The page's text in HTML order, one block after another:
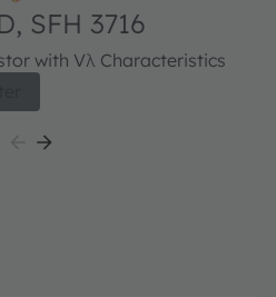
SFH 3716
with Vλ Characteristics